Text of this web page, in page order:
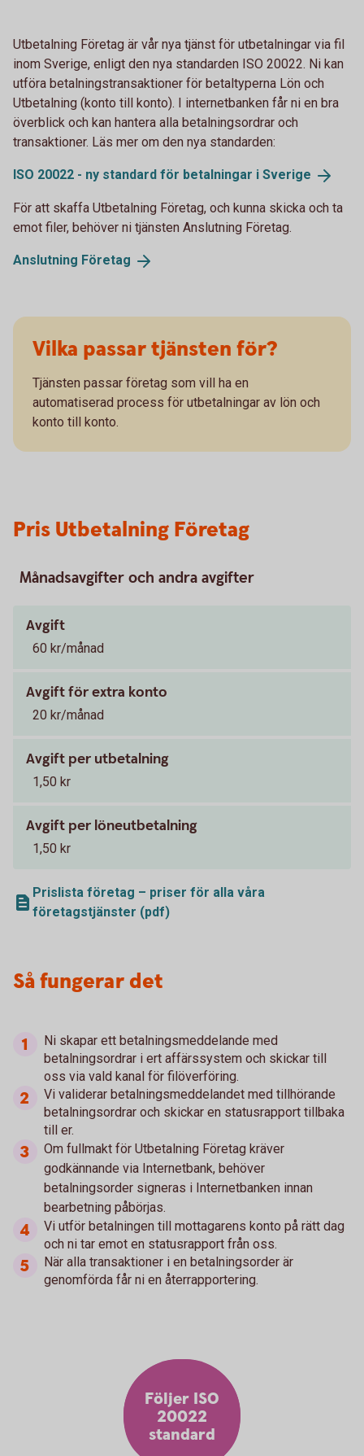
Utbetalning Företag är vår nya tjänst för utbetalningar via fil
inom Sverige, enligt den nya standarden ISO 20022. Ni kan
utföra betalningstransaktioner för betaltyperna Lön och
Utbetalning (konto till konto). I internetbanken får ni en bra
överblick och kan hantera alla betalningsordrar och
transaktioner. Läs mer om den nya standarden:
ISO 20022 - ny standard för betalningar i Sverige
För att skaffa Utbetalning Företag, och kunna skicka och ta
emot filer, behöver ni tjänsten Anslutning Företag.
Anslutning Företag
Vilka passar tjänsten för?
Tjänsten passar företag som vill ha en
automatiserad process för utbetalningar av lön och
konto till konto.
Pris Utbetalning Företag
Månadsavgifter och andra avgifter
Avgift
60 kr/månad
Avgift för extra konto
20 kr/månad
Avgift per utbetalning
1,50 kr
Avgift per löneutbetalning
1,50 kr
Prislista företag – priser för alla våra
företagstjänster (pdf)
Så fungerar det
Ni skapar ett betalningsmeddelande med
betalningsordrar i ert affärssystem och skickar till
oss via vald kanal för filöverföring.
Vi validerar betalningsmeddelandet med tillhörande
betalningsordrar och skickar en statusrapport tillbaka
till er.
Om fullmakt för Utbetalning Företag kräver
godkännande via Internetbank, behöver
betalningsorder signeras i Internetbanken innan
bearbetning påbörjas.
Vi utför betalningen till mottagarens konto på rätt dag
och ni tar emot en statusrapport från oss.
När alla transaktioner i en betalningsorder är
genomförda får ni en återrapportering.
Följer ISO
20022
standard